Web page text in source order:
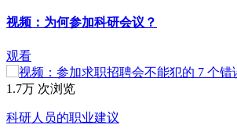
视频：为何参加科研会议？
观看
1.7万 次浏览
科研人员的职业建议